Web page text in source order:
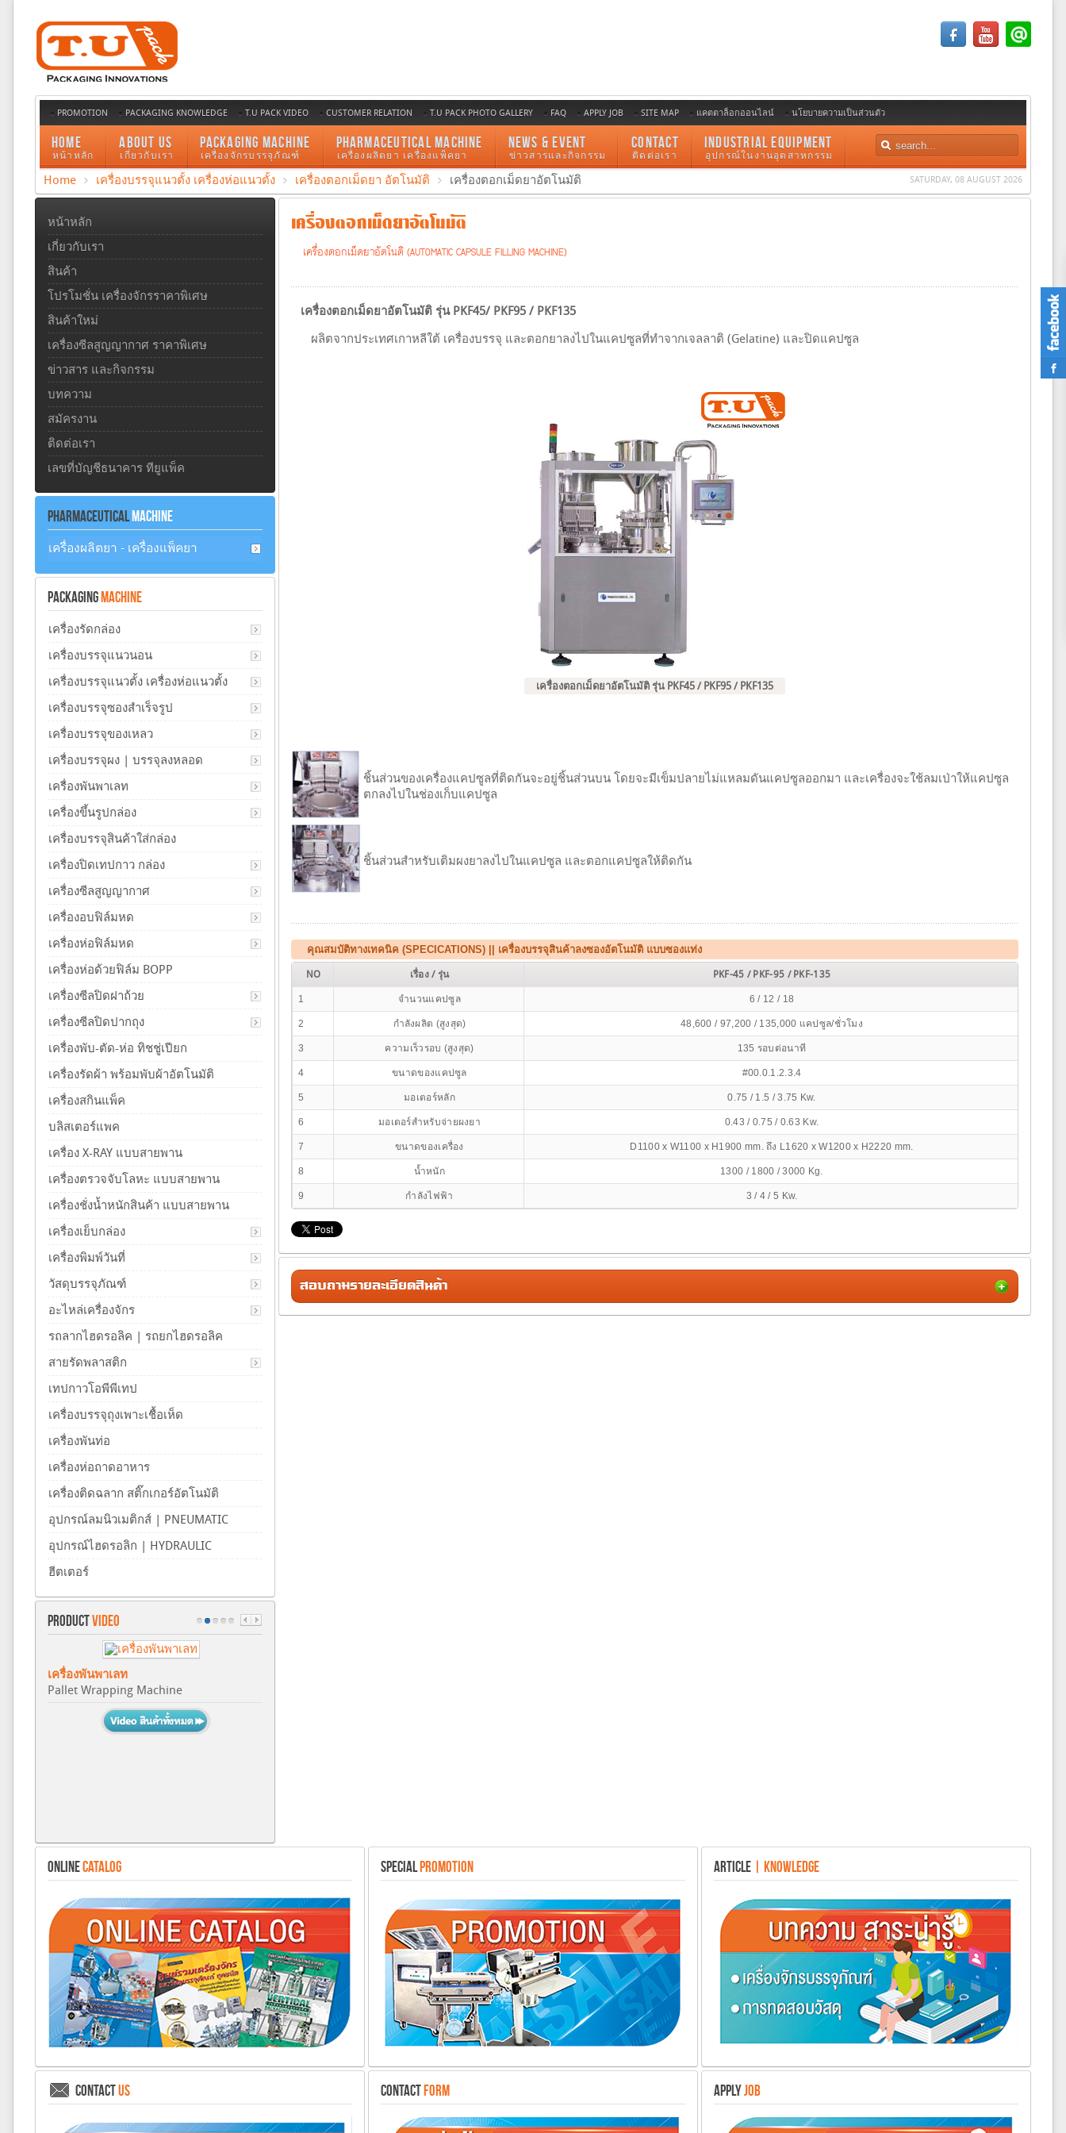
PROMOTION PACKAGING KNOWLEDGE T.U PACK VIDEO CUSTOMER RELATION T.U PACK PHOTO GALLERY FAQ APPLY JOB SITE MAP แคตตาล็อกออนไลน์ นโยบายความเป็นส่วนตัว
HOME
หน้าหลัก
ABOUT US
เกี่ยวกับเรา
PACKAGING MACHINE
เครื่องจักรบรรจุภัณฑ์
PHARMACEUTICAL MACHINE
เครื่องผลิตยา เครื่องแพ็คยา
NEWS & EVENT
ข่าวสารและกิจกรรม
CONTACT
ติดต่อเรา
INDUSTRIAL EQUIPMENT
อุปกรณ์ในงานอุตสาหกรรม
SATURDAY, 08 AUGUST 2026
Home เครื่องบรรจุแนวตั้ง เครื่องห่อแนวตั้ง เครื่องตอกเม็ดยา อัตโนมัติ เครื่องตอกเม็ดยาอัตโนมัติ
เครื่องตอกเม็ดยาอัตโนมัติ
เครื่องตอกเม็ดยาอัตโนติ (AUTOMATIC CAPSULE FILLING MACHINE)
เครื่องตอกเม็ดยาอัตโนมัติ รุ่น PKF45/ PKF95 / PKF135
ผลิตจากประเทศเกาหลีใต้ เครื่องบรรจุ และตอกยาลงไปในแคปซูลที่ทำจากเจลลาติ (Gelatine) และปิดแคปซูล
เครื่องตอกเม็ดยาอัตโนมัติ รุ่น PKF45 / PKF95 / PKF135
ชิ้นส่วนของเครื่องแคปซูลที่ติดกันจะอยู่ชิ้นส่วนบน โดยจะมีเข็มปลายไม่แหลมดันแคปซูลออกมา และเครื่องจะใช้ลมเป่าให้แคปซูล
ตกลงไปในช่องเก็บแคปซูล
ชิ้นส่วนสำหรับเติมผงยาลงไปในแคปซูล และตอกแคปซูลให้ติดกัน
คุณสมบัติทางเทคนิค (SPECICATIONS) || เครื่องบรรจุสินค้าลงซองอัตโนมัติ แบบซองแท่ง
NO เรื่อง / รุ่น PKF-45 / PKF-95 / PKF-135
1 จำนวนแคปซูล 6 / 12 / 18
2 กำลังผลิต (สูงสุด) 48,600 / 97,200 / 135,000 แคปซูล/ชั่วโมง
3 ความเร็วรอบ (สูงสุด) 135 รอบต่อนาที
4 ขนาดของแคปซูล #00.0.1.2.3.4
5 มอเตอร์หลัก 0.75 / 1.5 / 3.75 Kw.
6 มอเตอร์สำหรับจ่ายผงยา 0.43 / 0.75 / 0.63 Kw.
7 ขนาดของเครื่อง D1100 x W1100 x H1900 mm. ถึง L1620 x W1200 x H2220 mm.
8 น้ำหนัก 1300 / 1800 / 3000 Kg.
9 กำลังไฟฟ้า 3 / 4 / 5 Kw.
สอบถามรายละเอียดสินค้า
หน้าหลัก
เกี่ยวกับเรา
สินค้า
โปรโมชั่น เครื่องจักรราคาพิเศษ
สินค้าใหม่
เครื่องซีลสูญญากาศ ราคาพิเศษ
ข่าวสาร และกิจกรรม
บทความ
สมัครงาน
ติดต่อเรา
เลขที่บัญชีธนาคาร ทียูแพ็ค
PHARMACEUTICALMACHINE
เครื่องผลิตยา - เครื่องแพ็คยา
PACKAGING MACHINE
เครื่องรัดกล่อง
เครื่องบรรจุแนวนอน
เครื่องบรรจุแนวตั้ง เครื่องห่อแนวตั้ง
เครื่องบรรจุซองสำเร็จรูป
เครื่องบรรจุของเหลว
เครื่องบรรจุผง | บรรจุลงหลอด
เครื่องพันพาเลท
เครื่องขึ้นรูปกล่อง
เครื่องบรรจุสินค้าใส่กล่อง
เครื่องปิดเทปกาว กล่อง
เครื่องซีลสูญญากาศ
เครื่องอบฟิล์มหด
เครื่องห่อฟิล์มหด
เครื่องห่อด้วยฟิล์ม BOPP
เครื่องซีลปิดฝาถ้วย
เครื่องซีลปิดปากถุง
เครื่องพับ-ตัด-ห่อ ทิชชู่เปียก
เครื่องรัดผ้า พร้อมพับผ้าอัตโนมัติ
เครื่องสกินแพ็ค
บลิสเตอร์แพค
เครื่อง X-RAY แบบสายพาน
เครื่องตรวจจับโลหะ แบบสายพาน
เครื่องชั่งน้ำหนักสินค้า แบบสายพาน
เครื่องเย็บกล่อง
เครื่องพิมพ์วันที่
วัสดุบรรจุภัณฑ์
อะไหล่เครื่องจักร
รถลากไฮดรอลิค | รถยกไฮดรอลิค
สายรัดพลาสติก
เทปกาวโอพีพีเทป
เครื่องบรรจุถุงเพาะเชื้อเห็ด
เครื่องพันท่อ
เครื่องห่อถาดอาหาร
เครื่องติดฉลาก สติ๊กเกอร์อัตโนมัติ
อุปกรณ์ลมนิวเมติกส์ | PNEUMATIC
อุปกรณ์ไฮดรอลิก | HYDRAULIC
ฮีตเตอร์
PRODUCTVIDEO
เครื่องพันพาเลท
Pallet Wrapping Machine
ONLINECATALOG SPECIALPROMOTION ARTICLE | KNOWLEDGE
CONTACTUS CONTACT FORM APPLYJOB